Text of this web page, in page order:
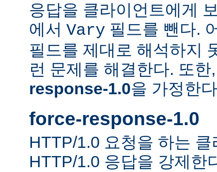
응답을 클라이언트에게
에서 Vary 필드를 뺀다.
필드를 제대로 해석하지
런 문제를 해결한다. 또
response-1.0을 가정한
force-response-1.0
HTTP/1.0 요청을 하는
HTTP/1.0 응답을 강제한